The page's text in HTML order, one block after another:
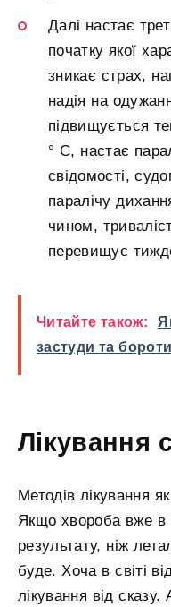
Далі настає
початку якої
зникає страх,
надія на
підвищується
° С, настає
свідомості,
паралічу
чином,
перевищує
Читайте також:
застуди та
Лікування
Методів лікування
Якщо хвороба вже в
результату, ніж
буде. Хоча в світі
лікування від